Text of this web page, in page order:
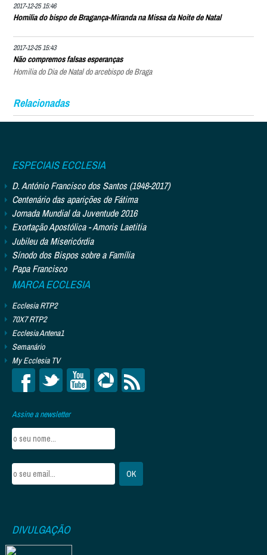
2017-12-25 15:46
Homilia do bispo de Bragança-Miranda na Missa da Noite de Natal
2017-12-25 15:43
Não compremos falsas esperanças
Homilia do Dia de Natal do arcebispo de Braga
Relacionadas
ESPECIAIS ECCLESIA
D. António Francisco dos Santos (1948-2017)
Centenário das aparições de Fátima
Jornada Mundial da Juventude 2016
Exortação Apostólica - Amoris Laetitia
Jubileu da Misericórdia
Sínodo dos Bispos sobre a Família
Papa Francisco
MARCA ECCLESIA
Ecclesia RTP2
70X7 RTP2
Ecclesia Antena1
Semanário
My Ecclesia TV
Assine a newsletter
DIVULGAÇÃO